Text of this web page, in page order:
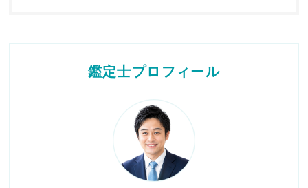
鑑定士プロフィール